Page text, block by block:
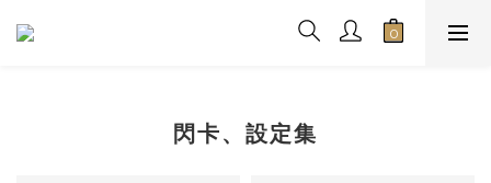
閃卡、設定集